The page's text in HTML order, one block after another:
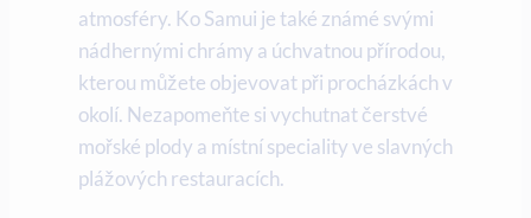
atmosféry. Ko Samui je také známé svými
nádhernými chrámy a úchvatnou přírodou,
kterou můžete objevovat při procházkách v
okolí. Nezapomeňte si vychutnat čerstvé
mořské plody a místní speciality ve slavných
plážových restauracích.